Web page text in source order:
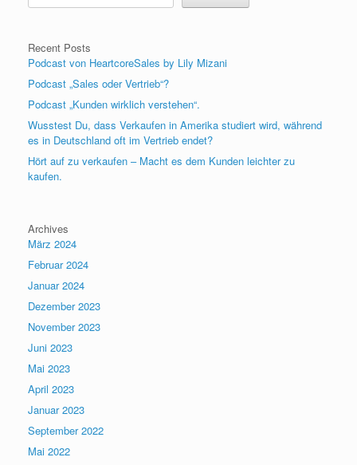
Recent Posts
Podcast von HeartcoreSales by Lily Mizani
Podcast „Sales oder Vertrieb“?
Podcast „Kunden wirklich verstehen“.
Wusstest Du, dass Verkaufen in Amerika studiert wird, während
es in Deutschland oft im Vertrieb endet?
Hört auf zu verkaufen – Macht es dem Kunden leichter zu
kaufen.
Archives
März 2024
Februar 2024
Januar 2024
Dezember 2023
November 2023
Juni 2023
Mai 2023
April 2023
Januar 2023
September 2022
Mai 2022